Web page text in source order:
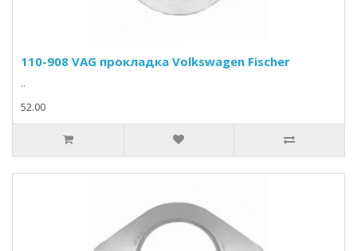
110-908 VAG прокладка Volkswagen Fischer
..
52.00